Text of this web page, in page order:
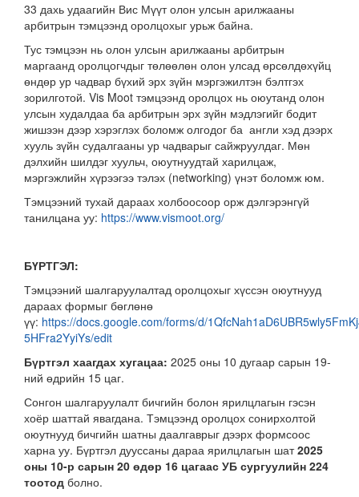
33 дахь удаагийн Вис Мүүт олон улсын арилжааны
арбитрын тэмцээнд оролцохыг урьж байна.
Тус тэмцээн нь олон улсын арилжааны арбитрын
маргаанд оролцогчдыг төлөөлөн олон улсад өрсөлдөхүйц
өндөр ур чадвар бүхий эрх зүйн мэргэжилтэн бэлтгэх
зорилготой. Vis Moot тэмцээнд оролцох нь оюутанд олон
улсын худалдаа ба арбитрын эрх зүйн мэдлэгийг бодит
жишээн дээр хэрэглэх боломж олгодог ба англи хэд дээрх
хууль зүйн судалгааны ур чадварыг сайжруулдаг. Мөн
дэлхийн шилдэг хуульч, оюутнуудтай харилцаж,
мэргэжлийн хүрээгээ тэлэх (networking) үнэт боломж юм.
Тэмцээний тухай дараах холбоосоор орж дэлгэрэнгүй
танилцана уу: https://www.vismoot.org/
БҮРТГЭЛ:
Тэмцээний шалгаруулалтад оролцохыг хүссэн оюутнууд
дараах формыг бөглөнө
үү: https://docs.google.com/forms/d/
5HFra2YyiYs/edit
Бүртгэл хаагдах хугацаа: 2025 оны 10 дугаар сарын 19-
ний өдрийн 15 цаг.
Сонгон шалгаруулалт бичгийн болон ярилцлагын гэсэн
хоёр шаттай явагдана. Тэмцээнд оролцох сонирхолтой
оюутнууд бичгийн шатны даалгаврыг дээрх формсоос
харна уу. Бүртгэл дууссаны дараа ярилцлагын шат2025
оны 10-р сарын 20 өдөр 16 цагаас УБ сургуулийн 224
тоотод болно.